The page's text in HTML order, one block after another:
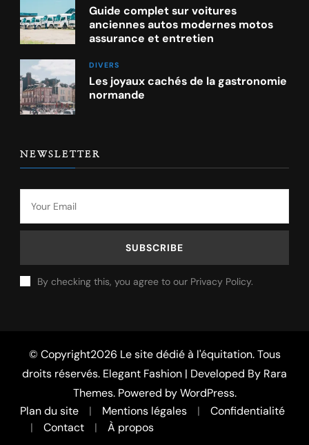
Guide complet sur voitures
anciennes autos modernes motos
assurance et entretien
DIVERS
Les joyaux cachés de la gastronomie
normande
NEWSLETTER
By checking this, you agree to our Privacy Policy.
© Copyright2026 Le site dédié à l'équitation. Tous
droits réservés. Elegant Fashion | Developed By Rara
Themes. Powered byWordPress.
Plan du site
Mentions légales
Confidentialité
Contact
À propos